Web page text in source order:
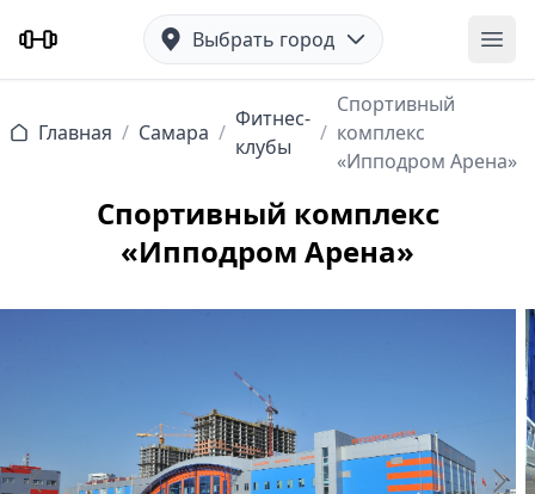
Выбрать город
Главная / Самара /
Фитнес-
клубы
/
Спортивный
комплекс
«Ипподром Арена»
Спортивный комплекс
«Ипподром Арена»